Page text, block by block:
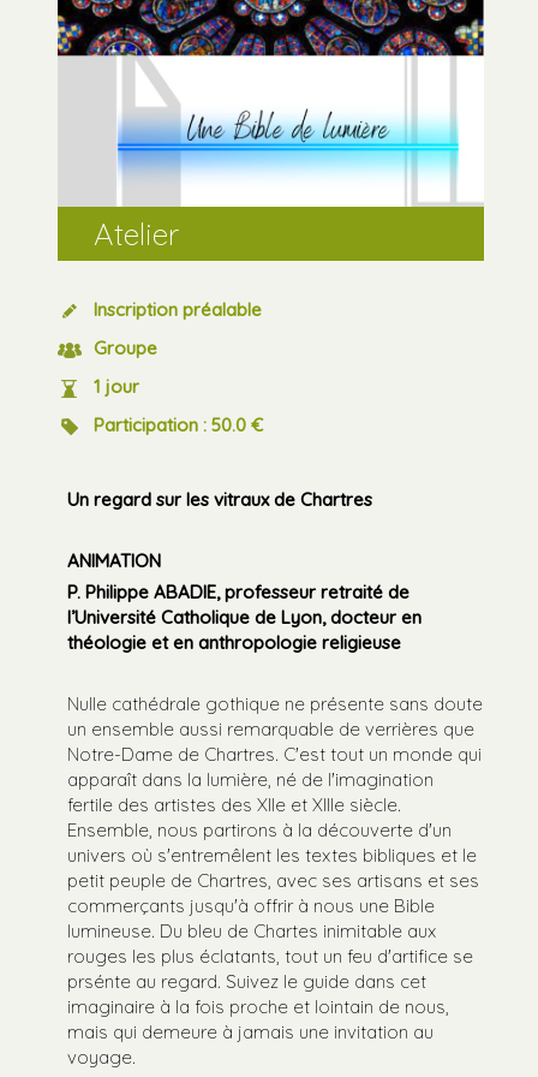
Atelier
Inscription préalable
Groupe
1 jour
Participation : 50.0 €
Un regard sur les vitraux de Chartres
ANIMATION
P. Philippe ABADIE, professeur retraité de
l’Université Catholique de Lyon, docteur en
théologie et en anthropologie religieuse
Nulle cathédrale gothique ne présente sans doute
un ensemble aussi remarquable de verrières que
Notre-Dame de Chartres. C'est tout un monde qui
apparaît dans la lumière, né de l'imagination
fertile des artistes des XIIe et XIIIe siècle.
Ensemble, nous partirons à la découverte d'un
univers où s'entremêlent les textes bibliques et le
petit peuple de Chartres, avec ses artisans et ses
commerçants jusqu'à offrir à nous une Bible
lumineuse. Du bleu de Chartes inimitable aux
rouges les plus éclatants, tout un feu d'artifice se
prsénte au regard. Suivez le guide dans cet
imaginaire à la fois proche et lointain de nous,
mais qui demeure à jamais une invitation au
voyage.